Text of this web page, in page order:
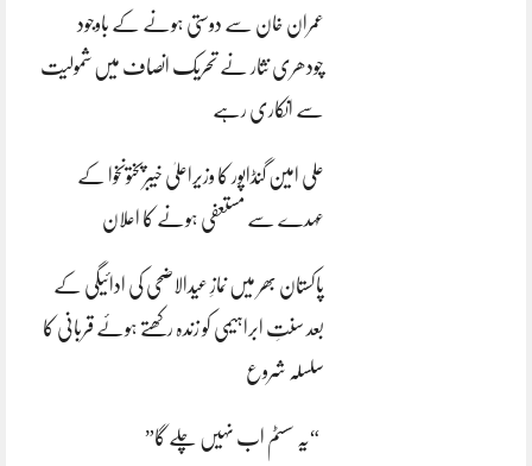
عمران خان سے دوستی ہونے کے باوجود
چودھری نثار نے تحریک انصاف میں شمولیت
سے انکاری رہے
علی امین گنڈاپور کا وزیراعلیٰ خیبرپختونخوا کے
عہدے سے مستعفی ہونے کا اعلان
پاکستان بھر میں نمازِ عیدالاضحی کی ادائیگی کے
بعد سنتِ ابراہیمی کو زندہ رکھتے ہوئے قربانی کا
سلسلہ شروع
“یہ سسٹم اب نہیں چلے گا”